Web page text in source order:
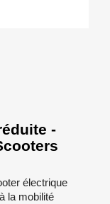
-
électrique
la mobilité